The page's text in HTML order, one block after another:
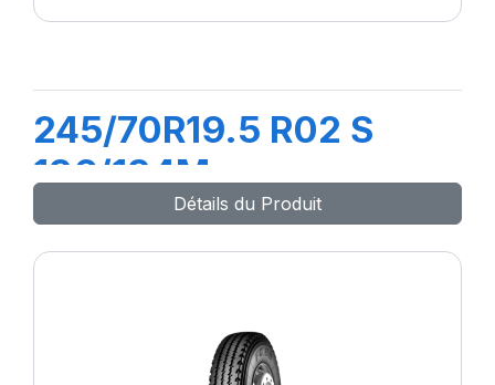
245/70R19.5 R02 S
136/134M
Détails du Produit